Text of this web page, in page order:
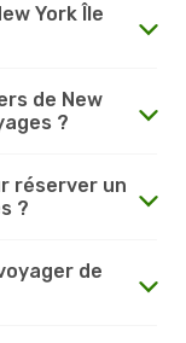
York Île
de New
?
réserver un
?
de